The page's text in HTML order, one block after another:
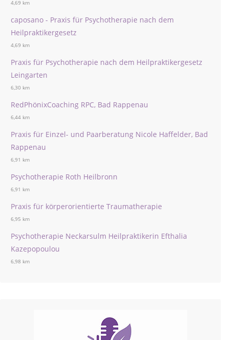
4,69 km
caposano - Praxis für Psychotherapie nach dem
Heilpraktikergesetz
4,69 km
Praxis für Psychotherapie nach dem Heilpraktikergesetz
Leingarten
6,30 km
RedPhönixCoaching RPC, Bad Rappenau
6,44 km
Praxis für Einzel- und Paarberatung Nicole Haffelder, Bad
Rappenau
6,91 km
Psychotherapie Roth Heilbronn
6,91 km
Praxis für körperorientierte Traumatherapie
6,95 km
Psychotherapie Neckarsulm Heilpraktikerin Efthalia
Kazepopoulou
6,98 km